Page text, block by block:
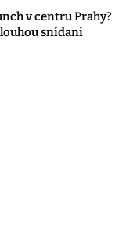
v centru Prahy?
snídani